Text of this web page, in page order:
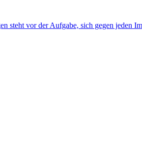
steht vor der Aufgabe, sich gegen jeden